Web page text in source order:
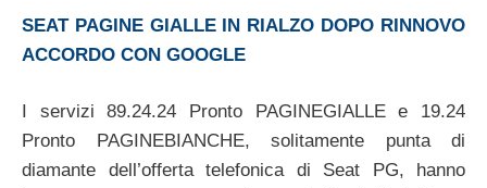
SEAT PAGINE GIALLE IN RIALZO DOPO RINNOVO
ACCORDO CON GOOGLE
I servizi 89.24.24 Pronto PAGINEGIALLE e 19.24
Pronto PAGINEBIANCHE, solitamente punta di
diamante dell’offerta telefonica di Seat PG, hanno